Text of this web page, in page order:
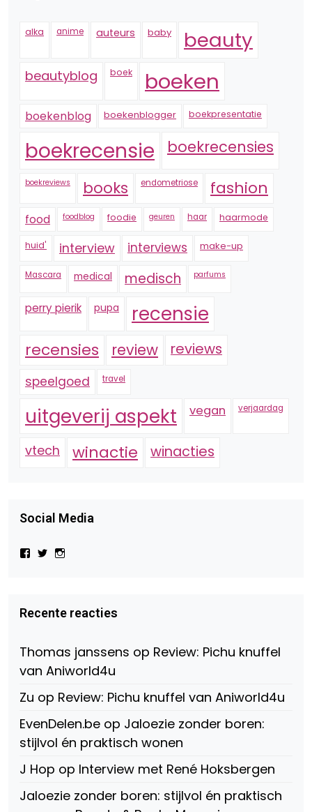
alka anime auteurs baby beauty
beautyblog boek boeken
boekenblog boekenblogger boekpresentatie
boekrecensie boekrecensies
boekreviews books endometriose fashion
food foodblog foodie geuren haar haarmode
huid' interview interviews make-up
Mascara medical medisch parfums
perry pierik pupa recensie
recensies review reviews
speelgoed travel
uitgeverij aspekt vegan verjaardag
vtech winactie winacties
Social Media
Bekijk
Beauty-
147775071915783/?
Facebook
Bekijk
op
Twitter
op
Instagram
Recente reacties
Thomas janssens op Review: Pichu knuffel
van Aniworld4u
Zu op Review: Pichu knuffel van Aniworld4u
EvenDelen.be op Jaloezie zonder boren:
stijlvol én praktisch wonen
J Hop op Interview met René Hoksbergen
Jaloezie zonder boren: stijlvol én praktisch